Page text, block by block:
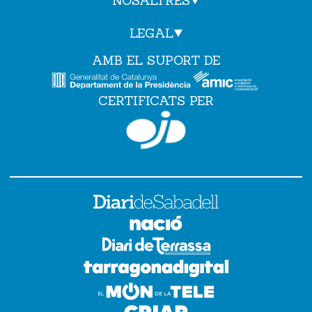
LEGAL
AMB EL SUPORT DE
CERTIFICATS PER